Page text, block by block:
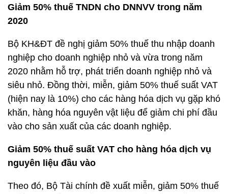
Giảm 50% thuế TNDN cho DNNVV trong năm
2020
Bộ KH&ĐT đề nghị giảm 50% thuế thu nhập doanh
nghiệp cho doanh nghiệp nhỏ và vừa trong năm
2020 nhằm hỗ trợ, phát triển doanh nghiệp nhỏ và
siêu nhỏ. Đồng thời, miễn, giảm 50% thuế suất VAT
(hiện nay là 10%) cho các hàng hóa dịch vụ gặp khó
khăn, hàng hóa nguyên vật liệu để giảm chi phí đầu
vào cho sản xuất của các doanh nghiệp.
Giảm 50% thuế suất VAT cho hàng hóa dịch vụ
nguyên liệu đầu vào
Theo đó, Bộ Tài chính đề xuất miễn, giảm 50% thuế